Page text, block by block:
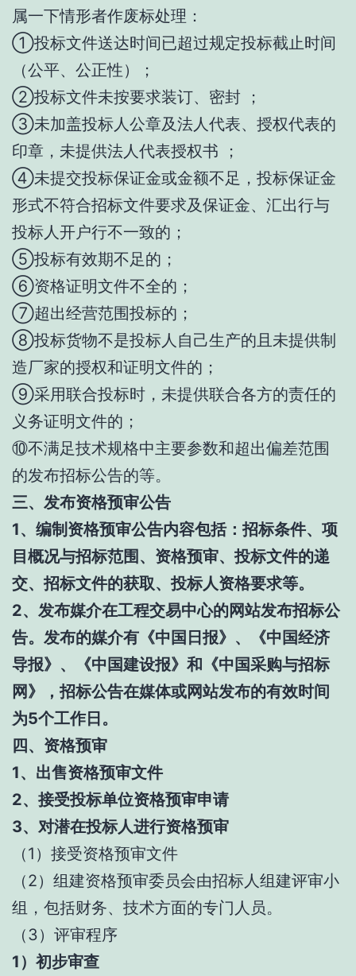
属一下情形者作废标处理：
①投标文件送达时间已超过规定投标截止时间
（公平、公正性）；
②投标文件未按要求装订、密封 ；
③未加盖投标人公章及法人代表、授权代表的
印章，未提供法人代表授权书 ；
④未提交投标保证金或金额不足，投标保证金
形式不符合招标文件要求及保证金、汇出行与
投标人开户行不一致的；
⑤投标有效期不足的；
⑥资格证明文件不全的；
⑦超出经营范围投标的；
⑧投标货物不是投标人自己生产的且未提供制
造厂家的授权和证明文件的；
⑨采用联合投标时，未提供联合各方的责任的
义务证明文件的；
⑩不满足技术规格中主要参数和超出偏差范围
的发布招标公告的等。
三、发布资格预审公告
1、编制资格预审公告内容包括：招标条件、项
目概况与招标范围、资格预审、投标文件的递
交、招标文件的获取、投标人资格要求等。
2、发布媒介在工程交易中心的网站发布招标公
告。发布的媒介有《中国日报》、《中国经济
导报》、《中国建设报》和《中国采购与招标
网》，招标公告在媒体或网站发布的有效时间
为5个工作日。
四、资格预审
1、出售资格预审文件
2、接受投标单位资格预审申请
3、对潜在投标人进行资格预审
（1）接受资格预审文件
（2）组建资格预审委员会由招标人组建评审小
组，包括财务、技术方面的专门人员。
（3）评审程序
1）初步审查